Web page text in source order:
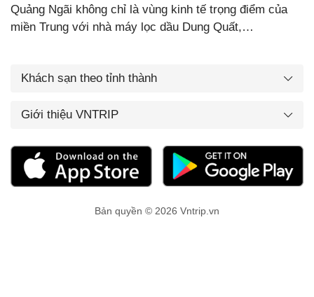
Quảng Ngãi không chỉ là vùng kinh tế trọng điểm của
miền Trung với nhà máy lọc dầu Dung Quất,…
Khách sạn theo tỉnh thành
Giới thiệu VNTRIP
Bản quyền © 2026 Vntrip.vn